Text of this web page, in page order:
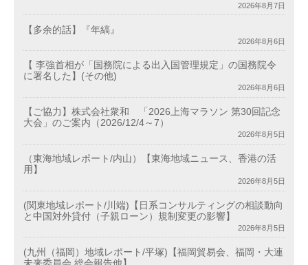
2026年8月7日
【多余的話】『年縞』
2026年8月6日
【 李強首相が「国務院による出入国管理規定」の国務院令
に署名した】(その他)
2026年8月6日
【ご協力】株式会社衆和 「2026上海マラソン 第30回記念
大会」のご案内（2026/12/4～7）
2026年8月5日
（東海地域レポート/内山）【東海地域ニュース、香港の活
用】
2026年8月5日
(関東地域レポート/川端)【日系コンサルティングの相談動向
と中国対外貸付（子親ローン）規制変更の影響】
2026年8月5日
(九州（福岡）地域レポート/平塚)【福岡貿易会、福岡・大連